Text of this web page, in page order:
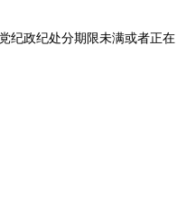
政纪处分期限未满或者正在